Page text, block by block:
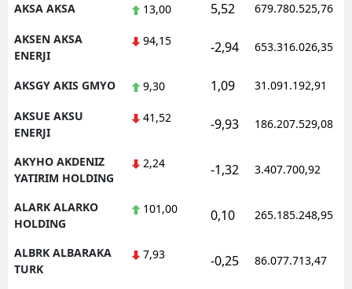
Sinop
Sivas
Trabzon
AKSA AKSA 13,00 5,52 679.780.525,76
AKSEN AKSA
ENERJI
94,15 -2,94 653.316.026,35
AKSGY AKIS GMYO 9,30 1,09 31.091.192,91
AKSUE AKSU
ENERJI
41,52 -9,93 186.207.529,08
AKYHO AKDENIZ
YATIRIM HOLDING
2,24 -1,32 3.407.700,92
ALARK ALARKO
HOLDING
101,00 0,10 265.185.248,95
ALBRK ALBARAKA
TURK
7,93 -0,25 86.077.713,47